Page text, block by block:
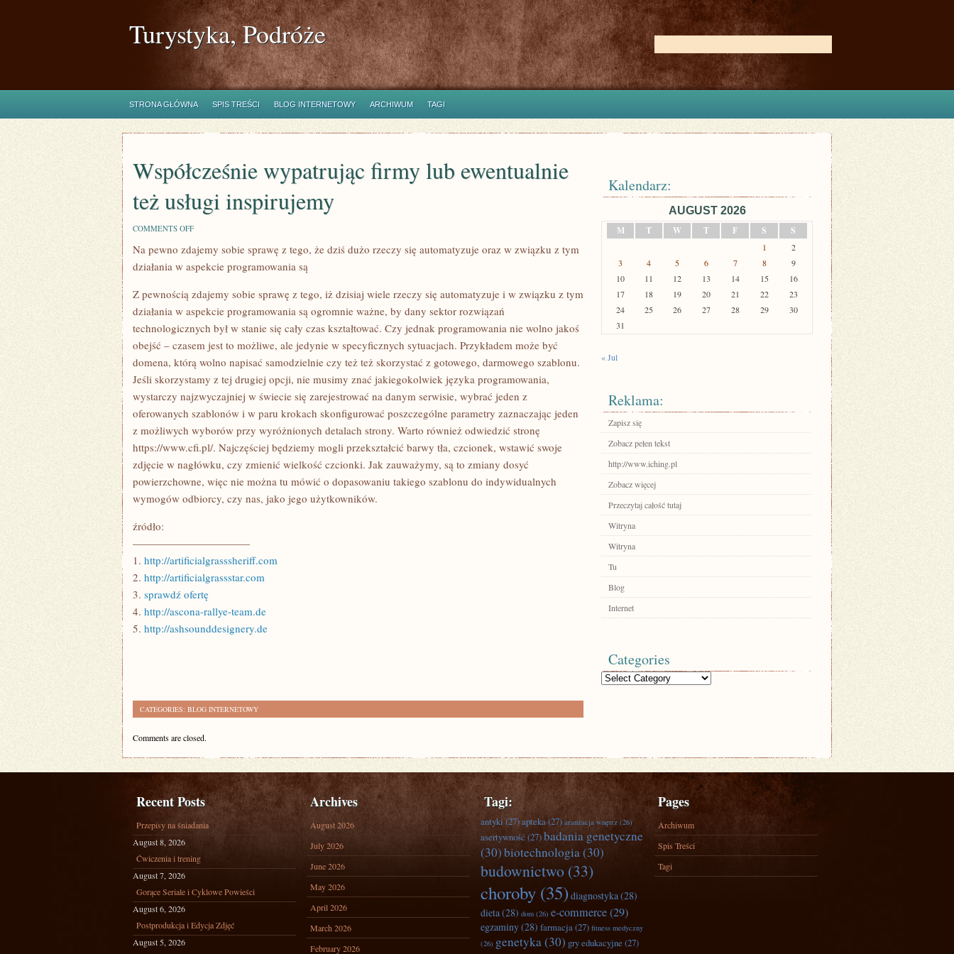
Turystyka, Podróże
STRONA GŁÓWNA SPIS TREŚCI BLOG INTERNETOWY ARCHIWUM TAGI
Współcześnie wypatrując firmy lub ewentualnie
też usługi inspirujemy
COMMENTS OFFON
WYPATRUJĄC
FIRMY
LUB
TEŻ
USŁUGI
INSPIRUJEMY
Na pewno zdajemy sobie sprawę z tego, że dziś dużo rzeczy się automatyzuje oraz w związku z tym
działania w aspekcie programowania są
Z pewnością zdajemy sobie sprawę z tego, iż dzisiaj wiele rzeczy się automatyzuje i w związku z tym
działania w aspekcie programowania są ogromnie ważne, by dany sektor rozwiązań
technologicznych był w stanie się cały czas kształtować. Czy jednak programowania nie wolno jakoś
obejść – czasem jest to możliwe, ale jedynie w specyficznych sytuacjach. Przykładem może być
domena, którą wolno napisać samodzielnie czy też też skorzystać z gotowego, darmowego szablonu.
Jeśli skorzystamy z tej drugiej opcji, nie musimy znać jakiegokolwiek języka programowania,
wystarczy najzwyczajniej w świecie się zarejestrować na danym serwisie, wybrać jeden z
oferowanych szablonów i w paru krokach skonfigurować poszczególne parametry zaznaczając jeden
z możliwych wyborów przy wyróżnionych detalach strony. Warto również odwiedzić stronę
https://www.cfi.pl/. Najczęściej będziemy mogli przekształcić barwy tła, czcionek, wstawić swoje
zdjęcie w nagłówku, czy zmienić wielkość czcionki. Jak zauważymy, są to zmiany dosyć
powierzchowne, więc nie można tu mówić o dopasowaniu takiego szablonu do indywidualnych
wymogów odbiorcy, czy nas, jako jego użytkowników.
źródło:
———————————
1. http://artificialgrasssheriff.com
2. http://artificialgrassstar.com
3. sprawdź ofertę
4. http://ascona-rallye-team.de
5. http://ashsounddesignery.de
CATEGORIES: BLOG INTERNETOWY
Comments are closed.
Kalendarz:
AUGUST 2026
M
T W T F S S
1
2
3
4 5 6 7 8
9
10
11 12 13 14 15
16
17
18 19 20 21 22
23
24
25 26 27 28 29
30
31
« Jul
Reklama:
Zapisz się
Zobacz pełen tekst
http://www.iching.pl
Zobacz więcej
Przeczytaj całość tutaj
Witryna
Witryna
Tu
Blog
Internet
Categories
Categories
Recent Posts
Przepisy na śniadania
August 8, 2026
Ćwiczenia i trening
August 7, 2026
Gorące Seriale i Cyklowe Powieści
August 6, 2026
Postprodukcja i Edycja Zdjęć
August 5, 2026
Archives
August 2026
July 2026
June 2026
May 2026
April 2026
March 2026
February 2026
Tagi:
antyki(27)apteka(27) aranżacja wnętrz (26)
asertywność (27)badania genetyczne
(30)biotechnologia(30)
budownictwo (33)
choroby (35) diagnostyka(28)
dieta(28) dom (26) e-commerce(29)
egzaminy(28) farmacja(27) fitness medyczny
(26) genetyka(30) gry edukacyjne (27)
Pages
Archiwum
Spis Treści
Tagi